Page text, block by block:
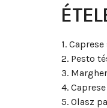
1.
2. Pesto
3.
4.
5. Olasz